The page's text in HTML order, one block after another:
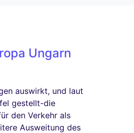
Ungarn
auswirkt, und laut
gestellt-die
den Verkehr als
Ausweitung des